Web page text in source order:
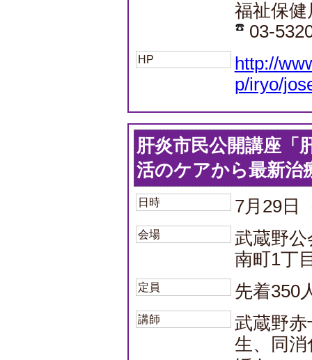
福祉保
03-
HP
http://
p/iryo/
肝炎市民公開講座「
活のケアから最新治
日時 7月29日
会場
武蔵野
南町1丁
定員 先着350
講師
武蔵野
生、同